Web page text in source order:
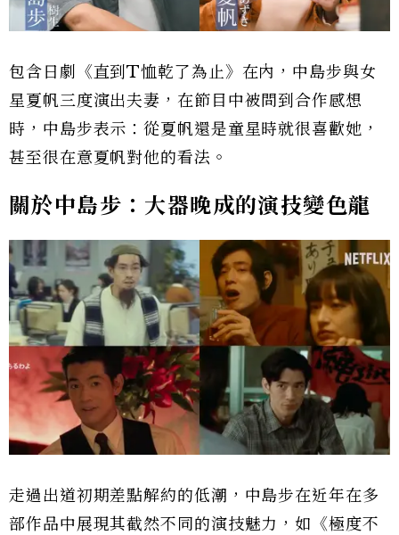
包含日劇《直到T恤乾了為止》在內，中島步與女
星夏帆三度演出夫妻，在節目中被問到合作感想
時，中島步表示：從夏帆還是童星時就很喜歡她，
甚至很在意夏帆對他的看法。
關於中島步：大器晚成的演技變色龍
走過出道初期差點解約的低潮，中島步在近年在多
部作品中展現其截然不同的演技魅力，如《極度不